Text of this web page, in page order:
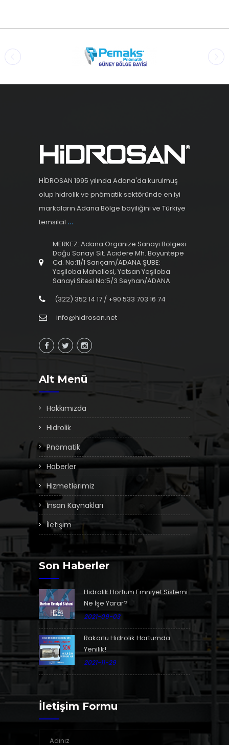
HİDROSAN 1995 yılında Adana'da kurulmuş
olup hidrolik ve pnömatik sektöründe en iyi
markaların Adana Bölge bayiliğini ve Türkiye
temsilcil ...
MERKEZ: Adana Organize Sanayi Bölgesi
Doğu Sanayi Sit. Acıdere Mh. Boyuntepe
Cd. No:11/1 Sarıçam/ADANA ŞUBE:
Yeşiloba Mahallesi, Yetsan Yeşiloba
Sanayi Sitesi No:5/3 Seyhan/ADANA
(322) 352 14 17 / +90 533 703 16 74
info@hidrosan.net
Alt Menü
Hakkımızda
Hidrolik
Pnömatik
Haberler
Hizmetlerimiz
İnsan Kaynakları
İletişim
Son Haberler
Hidrolik Hortum Emniyet Sistemi
Ne İşe Yarar?
2021-09-03
Rakorlu Hidrolik Hortumda
Yenilik!
2021-11-29
İletişim Formu